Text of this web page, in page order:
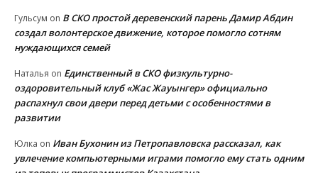
Гульсум on В СКО простой деревенский парень Дамир Абдин
создал волонтерское движение, которое помогло сотням
нуждающихся семей
Наталья on Единственный в СКО физкультурно-
оздоровительный клуб «Жас Жауынгер» официально
распахнул свои двери перед детьми с особенностями в
развитии
Юлка on Иван Бухонин из Петропавловска рассказал, как
увлечение компьютерными играми помогло ему стать одним